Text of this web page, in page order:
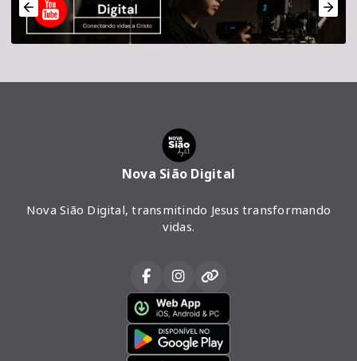
Nova Sião Digital
Nova Sião Digital, transmitindo Jesus transformando
vidas.